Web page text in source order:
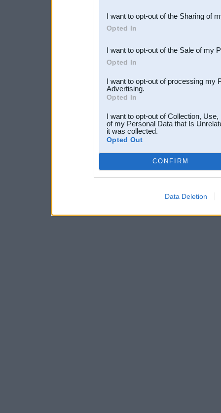
Downstream Participants
third parties.
I want to opt-out of the Sharing of
Opted In
I want to opt-out of the Sale of my
Opted In
I want to opt-out of processing my
Advertising.
Opted In
I want to opt-out of Collection,
of my Personal Data that Is
it was collected.
Opted Out
CONFIRM
Data Deletion